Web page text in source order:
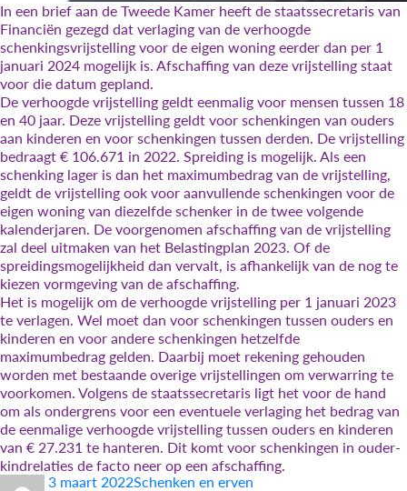
In een brief aan de Tweede Kamer heeft de staatssecretaris van
Financiën gezegd dat verlaging van de verhoogde
schenkingsvrijstelling voor de eigen woning eerder dan per 1
januari 2024 mogelijk is. Afschaffing van deze vrijstelling staat
voor die datum gepland.
De verhoogde vrijstelling geldt eenmalig voor mensen tussen 18
en 40 jaar. Deze vrijstelling geldt voor schenkingen van ouders
aan kinderen en voor schenkingen tussen derden. De vrijstelling
bedraagt € 106.671 in 2022. Spreiding is mogelijk. Als een
schenking lager is dan het maximumbedrag van de vrijstelling,
geldt de vrijstelling ook voor aanvullende schenkingen voor de
eigen woning van diezelfde schenker in de twee volgende
kalenderjaren. De voorgenomen afschaffing van de vrijstelling
zal deel uitmaken van het Belastingplan 2023. Of de
spreidingsmogelijkheid dan vervalt, is afhankelijk van de nog te
kiezen vormgeving van de afschaffing.
Het is mogelijk om de verhoogde vrijstelling per 1 januari 2023
te verlagen. Wel moet dan voor schenkingen tussen ouders en
kinderen en voor andere schenkingen hetzelfde
maximumbedrag gelden. Daarbij moet rekening gehouden
worden met bestaande overige vrijstellingen om verwarring te
voorkomen. Volgens de staatssecretaris ligt het voor de hand
om als ondergrens voor een eventuele verlaging het bedrag van
de eenmalige verhoogde vrijstelling tussen ouders en kinderen
van € 27.231 te hanteren. Dit komt voor schenkingen in ouder-
kindrelaties de facto neer op een afschaffing.
Auteur
Geplaatst
3 maart 2022Categorieën
Schenken en erven